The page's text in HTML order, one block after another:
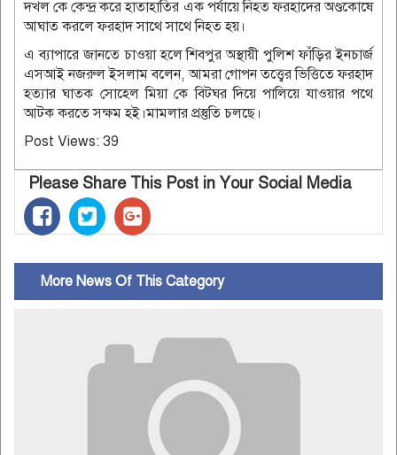
দখল কে কেন্দ্র করে হাতাহাতির এক পর্যায়ে নিহত ফরহাদের অণ্ডকোষে
আঘাত করলে ফরহাদ সাথে সাথে নিহত হয়।
এ ব্যাপারে জানতে চাওয়া হলে শিবপুর অস্থায়ী পুলিশ ফাঁড়ির ইনচার্জ
এসআই নজরুল ইসলাম বলেন, আমরা গোপন তত্ত্বের ভিত্তিতে ফরহাদ
হত্যার ঘাতক সোহেল মিয়া কে বিটঘর দিয়ে পালিয়ে যাওয়ার পথে
আটক করতে সক্ষম হই।মামলার প্রস্তুতি চলছে।
Post Views: 39
Please Share This Post in Your Social Media
More News Of This Category